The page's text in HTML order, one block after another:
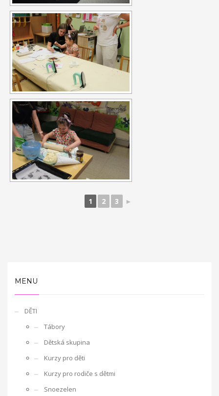
úzkosti, nebo komunikačních a sociálních problémů.
s dětmi je také realizován program formou zážitkového
odpoledne. Cílem druhého projektu je ukázat rodinám, jak lze
plnohodnotně využít společné chvíle se společným prožitkem a
tím podpořit soudržnost rodiny. Na činnostech se podílí celá
rodina. Vyzkoušíme si týmovou práci formou tvořivých dílen a
pak následuje relaxace či další aktivity v multisenzorické
místnosti Snoezelen.
1 2 3 ►
MENU
DĚTI
Tábory
Dětská skupina
Kurzy pro děti
Kurzy pro rodiče s dětmi
Snoezelen